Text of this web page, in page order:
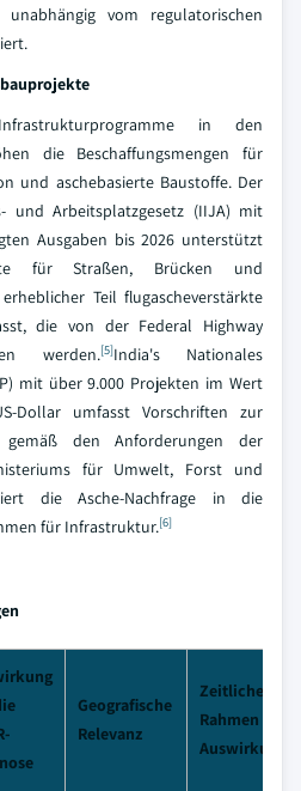
vom regulatorischen
in den
die Beschaffungsmengen für
und aschebasierte Baustoffe. Der
und Arbeitsplatzgesetz (IIJA) mit
Ausgaben bis 2026 unterstützt
für Straßen, Brücken und
Teil flugascheverstärkte
die von der Federal Highway
werden.[5]India's Nationales
mit über 9.000 Projekten im Wert
Dollar umfasst Vorschriften zur
den Anforderungen der
für Umwelt, Forst und
die Asche-Nachfrage in die
für Infrastruktur.[6]
Geografische
Relevanz
Zeitlicher
Rahmen der